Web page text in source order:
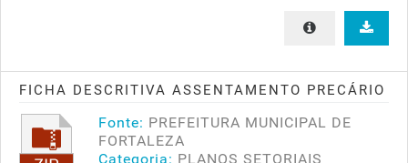
FICHA DESCRITIVA ASSENTAMENTO PRECÁRIO
Fonte: PREFEITURA MUNICIPAL DE
FORTALEZA
Categoria: PLANOS SETORIAIS